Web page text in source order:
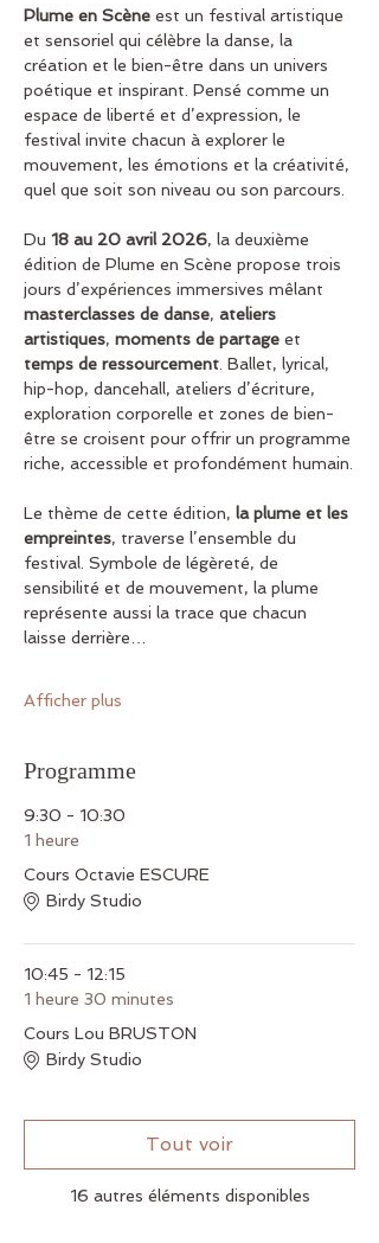
Plume en Scène est un festival artistique
et sensoriel qui célèbre la danse, la
création et le bien-être dans un univers
poétique et inspirant. Pensé comme un
espace de liberté et d’expression, le
festival invite chacun à explorer le
mouvement, les émotions et la créativité,
quel que soit son niveau ou son parcours.
Du 18 au 20 avril 2026, la deuxième
édition de Plume en Scène propose trois
jours d’expériences immersives mêlant
masterclasses de danse, ateliers
artistiques, moments de partage et
temps de ressourcement . Ballet, lyrical,
hip-hop, dancehall, ateliers d’écriture,
exploration corporelle et zones de bien-
être se croisent pour offrir un programme
riche, accessible et profondément humain.
Le thème de cette édition, la plume et les
empreintes, traverse l’ensemble du
festival. Symbole de légèreté, de
sensibilité et de mouvement, la plume
représente aussi la trace que chacun
laisse derrière…
Afficher plus
Programme
9:30 - 10:30
1 heure
Cours Octavie ESCURE
Birdy Studio
10:45 - 12:15
1 heure 30 minutes
Cours Lou BRUSTON
Birdy Studio
16 autres éléments disponibles
Tout voir